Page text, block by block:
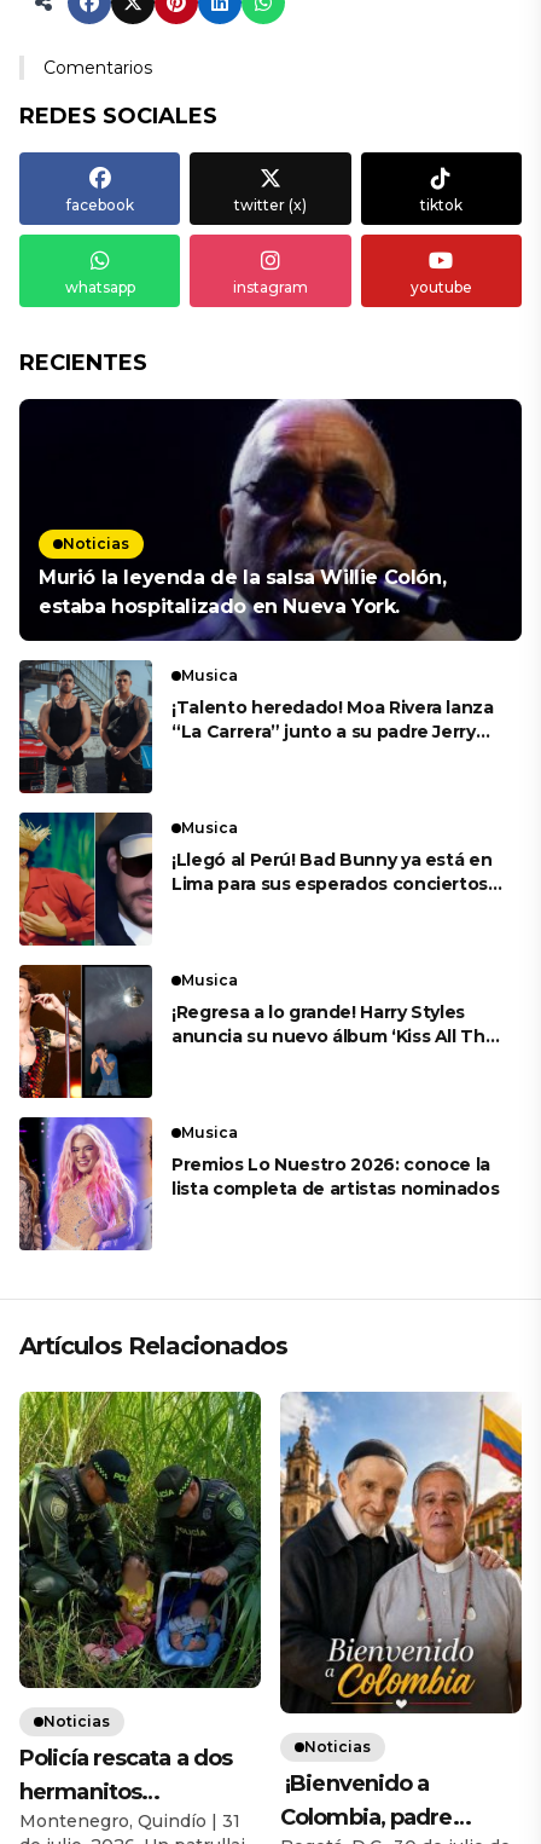
Comentarios
REDES SOCIALES
facebook twitter (x) tiktok
whatsapp instagram youtube
RECIENTES
Noticias
Murió la leyenda de la salsa Willie Colón,
estaba hospitalizado en Nueva York.
Musica
¡Talento heredado! Moa Rivera lanza
“La Carrera” junto a su padre Jerry
Musica
¡Llegó al Perú! Bad Bunny ya está en
Lima para sus esperados conciertos
Musica
¡Regresa a lo grande! Harry Styles
anuncia su nuevo álbum ‘Kiss All The
Musica
Premios Lo Nuestro 2026: conoce la
lista completa de artistas nominados
Artículos Relacionados
Noticias
Policía rescata a dos
hermanitos
abandonados por su
Montenegro, Quindío | 31
Noticias
¡Bienvenido a
Colombia, padre